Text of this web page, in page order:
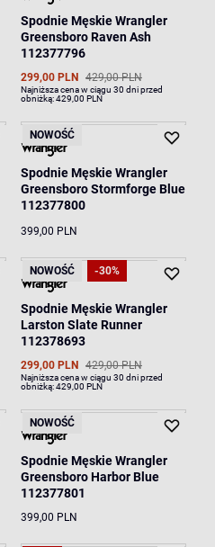
Spodnie Męskie Wrangler
Greensboro Raven Ash
112377796
299,00 PLN 429,00 PLN
Najniższa cena w ciągu 30 dni przed
obniżką:429,00 PLN
NOWOŚĆ
Spodnie Męskie Wrangler
Greensboro Stormforge Blue
112377800
399,00 PLN
NOWOŚĆ -30%
Spodnie Męskie Wrangler
Larston Slate Runner
112378693
299,00 PLN 429,00 PLN
Najniższa cena w ciągu 30 dni przed
obniżką:429,00 PLN
NOWOŚĆ
Spodnie Męskie Wrangler
Greensboro Harbor Blue
112377801
399,00 PLN